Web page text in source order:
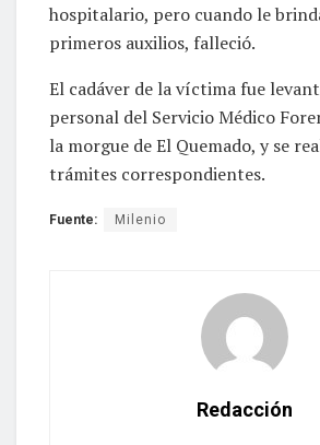
hospitalario, pero cuando le
primeros auxilios, falleció.
El cadáver de la víctima fue
personal del Servicio Médico
la morgue de El Quemado, y se
trámites correspondientes.
Fuente: Milenio
Redacción